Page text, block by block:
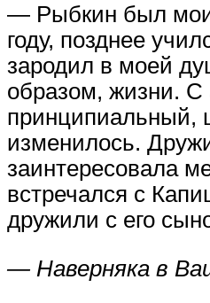
— Рыбкин был
году, позднее
зародил в моей
образом, жизни. С
принципиальный,
изменилось.
заинтересовала
встречался с
дружили с его
— Наверняка в